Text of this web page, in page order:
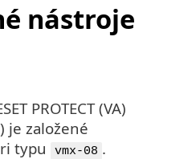
nástroje
PROTECT (VA)
) je založené
typu
vmx-08 .